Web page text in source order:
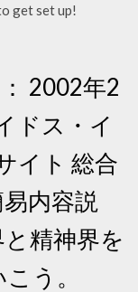
get set up!
2002年2
ドス・イ
イト 総合
内容説
精神界を
う。